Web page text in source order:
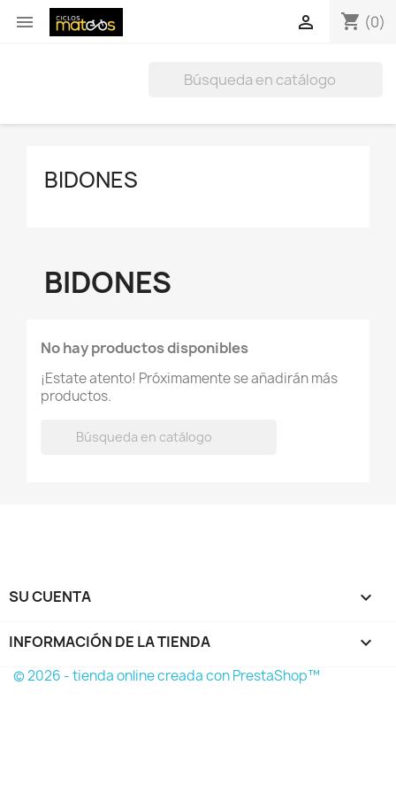
 shopping_cart (0)

BIDONES
BIDONES
No hay productos disponibles
¡Estate atento! Próximamente se añadirán más
productos.
SU CUENTA 
INFORMACIÓN DE LA TIENDA keyboard_arrow_down
© 2026 - tienda online creada con PrestaShop™